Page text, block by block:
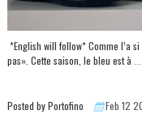
*English will follow* Comme l’a
pas». Cette saison, le bleu est à
Posted by Portofino Feb 12